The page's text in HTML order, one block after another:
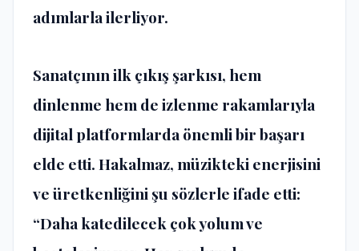
adımlarla ilerliyor.
Sanatçının ilk çıkış şarkısı, hem
dinlenme hem de izlenme rakamlarıyla
dijital platformlarda önemli bir başarı
elde etti. Hakalmaz, müzikteki enerjisini
ve üretkenliğini şu sözlerle ifade etti:
“Daha katedilecek çok yolum ve